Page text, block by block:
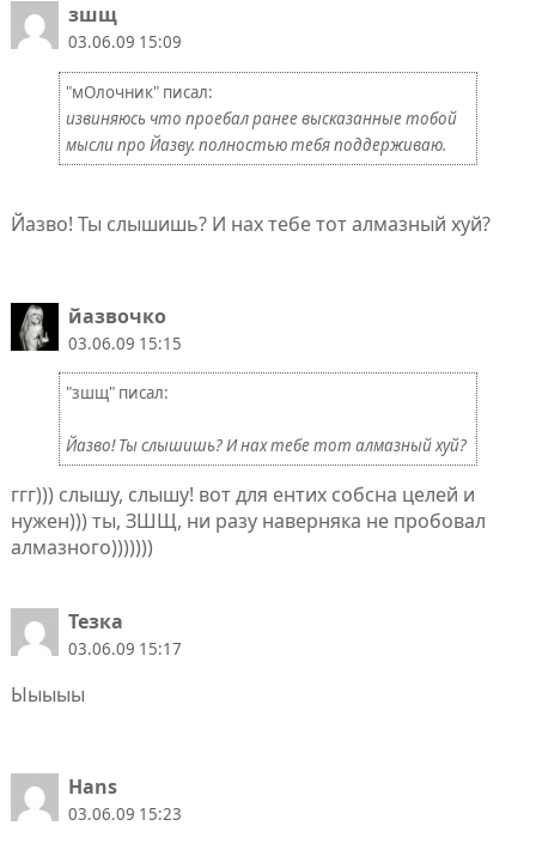
зшщ
03.06.09 15:09
"мОлочник" писал:
извиняюсь что проебал ранее высказанные тобой
мысли про Йазву. полностью тебя поддерживаю.
Йазво! Ты слышишь? И нах тебе тот алмазный хуй?
йазвочко
03.06.09 15:15
"зшщ" писал:
Йазво! Ты слышишь? И нах тебе тот алмазный хуй?
ггг))) слышу, слышу! вот для ентих собсна целей и
нужен))) ты, ЗШЩ, ни разу наверняка не пробовал
алмазного)))))))
Тезка
03.06.09 15:17
Ыыыыы
Hans
03.06.09 15:23